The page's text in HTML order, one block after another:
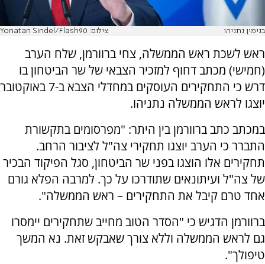
בנימין נתניהו צילום: Yonatan Sindel/Flash90
ראש לשכת ראש הממשלה, צחי ברוורמן, שלח הערב
(חמישי) מכתב דחוף למזכיר הצבאי של שר הביטחון בו
דרש כי התחקירים העוסקים במחדלי הצבא ב-7 באוקטובר
יוצגו לראש הממשלה נתניהו.
במכתב כתב ברוורמן בין היתר: "מפרסומים בתקשורת
התברר כי הערב יוצגו תחקירי צה"ל לציבור הרחב.
תחקירים אלו הוצגו בפני שר הביטחון, סגל הפיקוד הבכיר
של צה"ל ועיתונאים שתודרכו על כך. למרבה הפלא גורם
אחד טרם קיבל את התחקירים – ראש הממשלה".
ברוורמן הדגיש כי "הסדר הטוב מחייב שתחקירים יימסרו
גם לראש הממשלה וללא צורך שאבקש זאת. נא המשך
טיפולך".